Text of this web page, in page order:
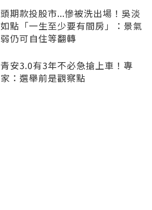
頭期款投股市...慘被洗出場！吳淡
如點「一生至少要有間房」：景氣
弱仍可自住等翻轉
青安3.0有3年不必急搶上車！專
家：選舉前是觀察點